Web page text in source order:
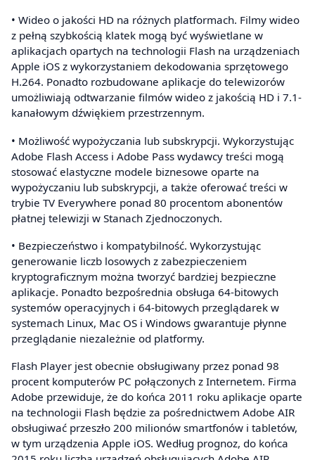
• Wideo o jakości HD na różnych platformach. Filmy wideo
z pełną szybkością klatek mogą być wyświetlane w
aplikacjach opartych na technologii Flash na urządzeniach
Apple iOS z wykorzystaniem dekodowania sprzętowego
H.264. Ponadto rozbudowane aplikacje do telewizorów
umożliwiają odtwarzanie filmów wideo z jakością HD i 7.1-
kanałowym dźwiękiem przestrzennym.
• Możliwość wypożyczania lub subskrypcji. Wykorzystując
Adobe Flash Access i Adobe Pass wydawcy treści mogą
stosować elastyczne modele biznesowe oparte na
wypożyczaniu lub subskrypcji, a także oferować treści w
trybie TV Everywhere ponad 80 procentom abonentów
płatnej telewizji w Stanach Zjednoczonych.
• Bezpieczeństwo i kompatybilność. Wykorzystując
generowanie liczb losowych z zabezpieczeniem
kryptograficznym można tworzyć bardziej bezpieczne
aplikacje. Ponadto bezpośrednia obsługa 64-bitowych
systemów operacyjnych i 64-bitowych przeglądarek w
systemach Linux, Mac OS i Windows gwarantuje płynne
przeglądanie niezależnie od platformy.
Flash Player jest obecnie obsługiwany przez ponad 98
procent komputerów PC połączonych z Internetem. Firma
Adobe przewiduje, że do końca 2011 roku aplikacje oparte
na technologii Flash będzie za pośrednictwem Adobe AIR
obsługiwać przeszło 200 milionów smartfonów i tabletów,
w tym urządzenia Apple iOS. Według prognoz, do końca